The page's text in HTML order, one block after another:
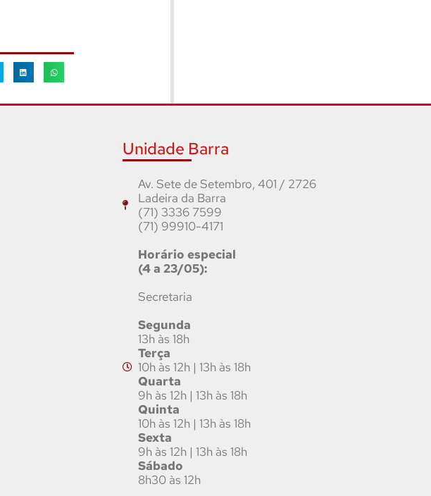
Unidade Barra
Av. Sete de Setembro, 401 / 2726
Ladeira da Barra
(71) 3336 7599
(71) 99910-4171
Horário especial
(4 a 23/05):
Secretaria
Segunda
13h às 18h
Terça
10h às 12h | 13h às 18h
Quarta
9h às 12h | 13h às 18h
Quinta
10h às 12h | 13h às 18h
Sexta
9h às 12h | 13h às 18h
Sábado
8h30 às 12h